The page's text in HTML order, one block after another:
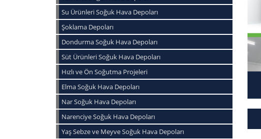
Su Ürünleri Soğuk Hava Depoları
Şoklama Depoları
Dondurma Soğuk Hava Depoları
Süt Ürünleri Soğuk Hava Depoları
Hızlı ve Ön Soğutma Projeleri
Elma Soğuk Hava Depoları
Nar Soğuk Hava Depoları
Narenciye Soğuk Hava Depoları
Yaş Sebze ve Meyve Soğuk Hava Depoları